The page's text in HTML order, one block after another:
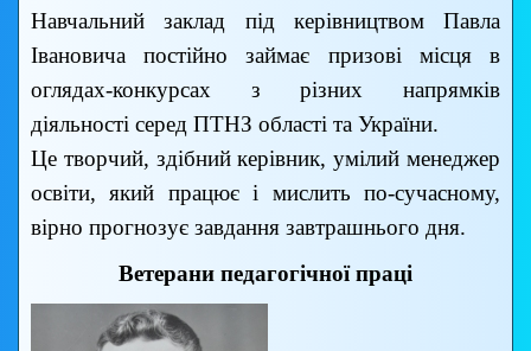
Навчальний заклад під керівництвом Павла
Івановича постійно займає призові місця в
оглядах-конкурсах з різних напрямків
діяльності серед ПТНЗ області та України.
Це творчий, здібний керівник, умілий менеджер
освіти, який працює і мислить по-сучасному,
вірно прогнозує завдання завтрашнього дня.
Ветерани педагогічної праці